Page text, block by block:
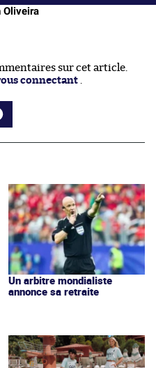
Oliveira
sur cet article.
connectant .
Un arbitre mondialiste
annonce sa retraite